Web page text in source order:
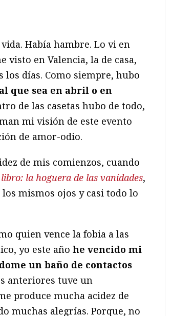
Había hambre. Lo vi en
visto en Valencia, la de casa,
los días. Como siempre, hubo
que sea en abril o en
de las casetas hubo de todo,
mi visión de este evento
de amor-odio.
de mis comienzos, cuando
la hoguera de las vanidades,
mismos ojos y casi todo lo
quien vence la fobia a las
yo este año he vencido mi
un baño de contactos
anteriores tuve un
produce mucha acidez de
muchas alegrías. Porque, no